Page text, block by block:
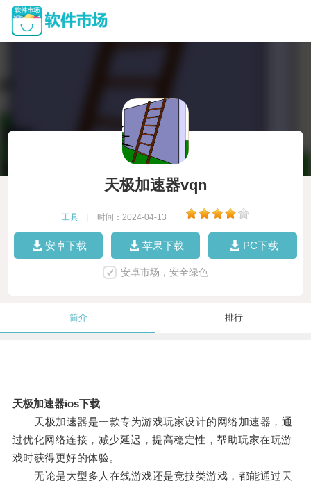
天极加速器vqn
工具 时间：2024-04-13
安卓下载 苹果下载 PC下载
安卓市场，安全绿色
简介 排行
天极加速器ios下载
天极加速器是一款专为游戏玩家设计的网络加速器，通
过优化网络连接，减少延迟，提高稳定性，帮助玩家在玩游
戏时获得更好的体验。
无论是大型多人在线游戏还是竞技类游戏，都能通过天